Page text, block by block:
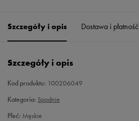
Szczegóły i opis Dostawa i płatność
Szczegóły i opis
Kod produktu: 100206049
Kategoria: Spodnie
Płeć: Męskie